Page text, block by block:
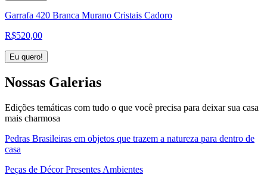
Garrafa 420 Branca Murano Cristais Cadoro
R$520,00
Eu quero!
Nossas Galerias
Edições temáticas com tudo o que você precisa para deixar sua casa
mais charmosa
Pedras Brasileiras em objetos que trazem a natureza para dentro de
casa
Peças de Décor Presentes Ambientes